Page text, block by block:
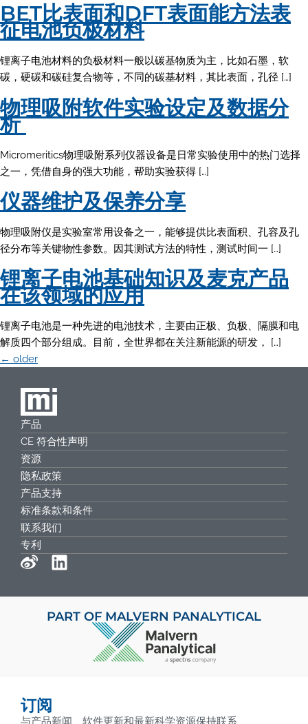
BET比表面和DFT表面能方法表
征电池负极材料
锂离子电池材料的负极材料一般以碳基物质为主，比如石墨，软
碳，硬碳和碳硅复合物等，不同的碳基材料，其比表面，孔径 […]
物理吸附软件实验设定及数据分
析
Micromeritics物理吸附系列仪器设备是日常实验使用中的热门选择
之一，凭借自身的强大功能，帮助实验获得 […]
仪器维护及保养分享
物理吸附仪是实验室常用设备之一，能够提供比表面积、孔容及孔
径分布等关键物性参数。因其测试方法的特性，测试时间一 […]
锂离子电池基础知识及麦克产品
在该领域的应用
锂离子电池是一种先进的电池技术，主要由正极、负极、隔膜和电
解质四个部分组成。目前，全世界都在关注新能源的研发， […]
← older
产品
CE 符合性声明
资源
隐私政策
产品支持
标准条款和条件
联系我们
专利
PART OF MALVERN PANALYTICAL
订阅
与产品新闻、软件更新和最新科学资源保持联系